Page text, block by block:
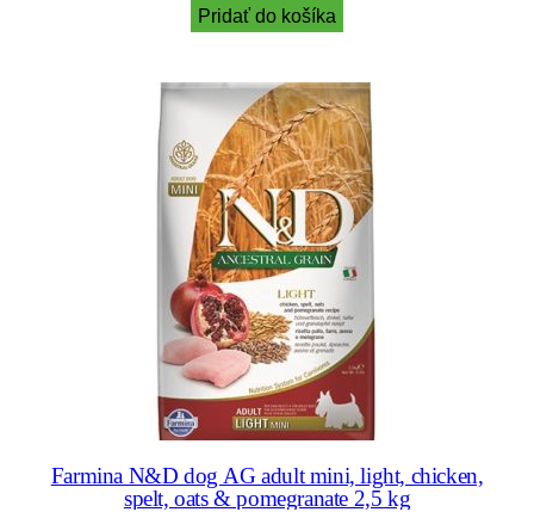
Pridať do košíka
Farmina N&D dog AG adult mini, light, chicken,
spelt, oats & pomegranate 2,5 kg